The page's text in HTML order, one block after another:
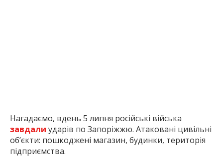
Нагадаємо, вдень 5 липня російські війська
завдали ударів по Запоріжжю. Атаковані цивільні
об’єкти: пошкоджені магазин, будинки, територія
підприємства.